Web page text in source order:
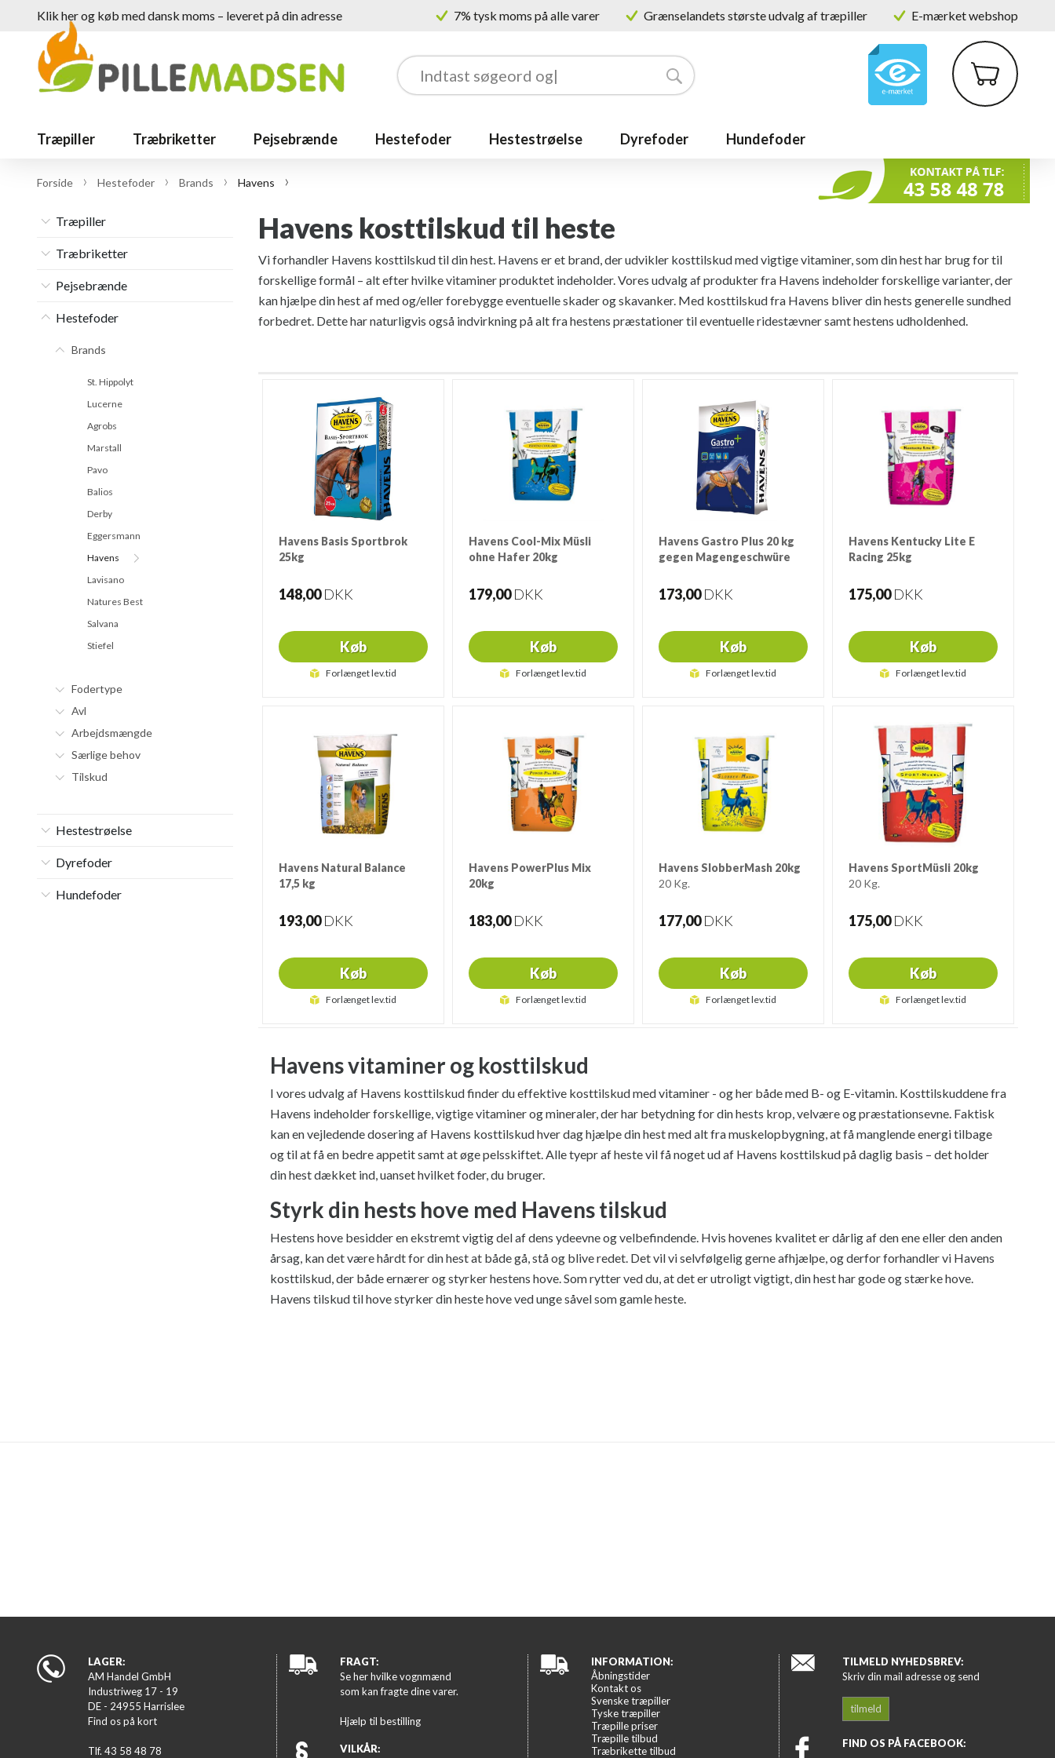
Klik her og køb med dansk moms – leveret på din adresse 7% tysk moms på alle varer Grænselandets største udvalg af træpiller E-mærket webshop
Træpiller Træbriketter Pejsebrænde Hestefoder Hestestrøelse Dyrefoder Hundefoder
Træpiller
Træbriketter
Pejsebrænde
Hestefoder
Brands
St. Hippolyt
Lucerne
Agrobs
Marstall
Pavo
Balios
Derby
Eggersmann
Havens
Lavisano
Natures Best
Salvana
Stiefel
Fodertype
Avl
Arbejdsmængde
Særlige behov
Tilskud
Hestestrøelse
Dyrefoder
Hundefoder
Forside Hestefoder Brands Havens
Havens kosttilskud til heste
Vi forhandler Havens kosttilskud til din hest. Havens er et brand, der udvikler kosttilskud med vigtige vitaminer, som din hest har brug for til
forskellige formål – alt efter hvilke vitaminer produktet indeholder. Vores udvalg af produkter fra Havens indeholder forskellige varianter, der
kan hjælpe din hest af med og/eller forebygge eventuelle skader og skavanker. Med kosttilskud fra Havens bliver din hests generelle sundhed
forbedret. Dette har naturligvis også indvirkning på alt fra hestens præstationer til eventuelle ridestævner samt hestens udholdenhed.
Havens Basis Sportbrok
25kg
148,00 DKK
Køb
Forlænget lev.tid
Havens Cool-Mix Müsli
ohne Hafer 20kg
179,00 DKK
Køb
Forlænget lev.tid
Havens Gastro Plus 20 kg
gegen Magengeschwüre
173,00 DKK
Køb
Forlænget lev.tid
Havens Kentucky Lite E
Racing 25kg
175,00 DKK
Køb
Forlænget lev.tid
Havens Natural Balance
17,5 kg
193,00 DKK
Køb
Forlænget lev.tid
Havens PowerPlus Mix
20kg
183,00 DKK
Køb
Forlænget lev.tid
Havens SlobberMash 20kg
20 Kg.
177,00 DKK
Køb
Forlænget lev.tid
Havens SportMüsli 20kg
20 Kg.
175,00 DKK
Køb
Forlænget lev.tid
Havens vitaminer og kosttilskud
I vores udvalg af Havens kosttilskud finder du effektive kosttilskud med vitaminer - og her både med B- og E-vitamin. Kosttilskuddene fra
Havens indeholder forskellige, vigtige vitaminer og mineraler, der har betydning for din hests krop, velvære og præstationsevne. Faktisk
kan en vejledende dosering af Havens kosttilskud hver dag hjælpe din hest med alt fra muskelopbygning, at få manglende energi tilbage
og til at få en bedre appetit samt at øge pelsskiftet. Alle tyepr af heste vil få noget ud af Havens kosttilskud på daglig basis – det holder
din hest dækket ind, uanset hvilket foder, du bruger.
Styrk din hests hove med Havens tilskud
Hestens hove besidder en ekstremt vigtig del af dens ydeevne og velbefindende. Hvis hovenes kvalitet er dårlig af den ene eller den anden
årsag, kan det være hårdt for din hest at både gå, stå og blive redet. Det vil vi selvfølgelig gerne afhjælpe, og derfor forhandler vi Havens
kosttilskud, der både ernærer og styrker hestens hove. Som rytter ved du, at det er utroligt vigtigt, din hest har gode og stærke hove.
Havens tilskud til hove styrker din heste hove ved unge såvel som gamle heste.
LAGER:
AM Handel GmbH
Industriweg 17 - 19
DE - 24955 Harrislee
Find os på kort
Tlf. 43 58 48 78
FRAGT:
Se her hvilke vognmænd
som kan fragte dine varer.
Hjælp til bestilling
VILKÅR:
INFORMATION:
Åbningstider
Kontakt os
Svenske træpiller
Tyske træpiller
Træpille priser
Træpille tilbud
Træbrikette tilbud
TILMELD NYHEDSBREV:
Skriv din mail adresse og send
tilmeld
FIND OS PÅ FACEBOOK: